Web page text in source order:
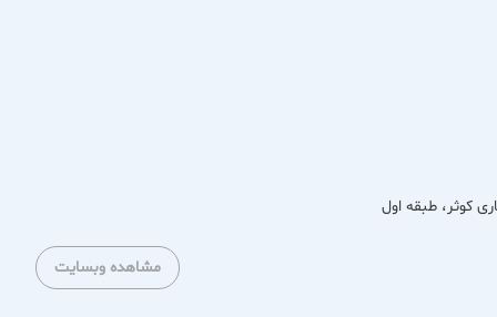
داشته باشید.
کوثر، طبقه اول
مشاهده وبسایت